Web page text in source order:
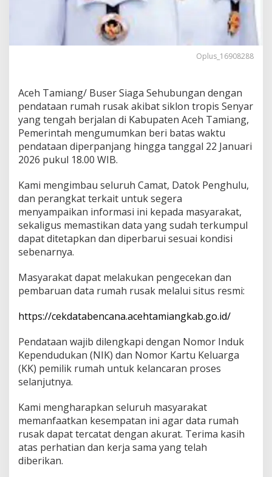
A
K
L
O
N
T
O
S
S
E
N
Y
A
Oplus_16908288
Aceh Tamiang/ Buser Siaga Sehubungan dengan
pendataan rumah rusak akibat siklon tropis Senyar
yang tengah berjalan di Kabupaten Aceh Tamiang,
Pemerintah mengumumkan beri batas waktu
pendataan diperpanjang hingga tanggal 22 Januari
2026 pukul 18.00 WIB.
Kami mengimbau seluruh Camat, Datok Penghulu,
dan perangkat terkait untuk segera
menyampaikan informasi ini kepada masyarakat,
sekaligus memastikan data yang sudah terkumpul
dapat ditetapkan dan diperbarui sesuai kondisi
sebenarnya.
Masyarakat dapat melakukan pengecekan dan
pembaruan data rumah rusak melalui situs resmi:
https://cekdatabencana.acehtamiangkab.go.id/
Pendataan wajib dilengkapi dengan Nomor Induk
Kependudukan (NIK) dan Nomor Kartu Keluarga
(KK) pemilik rumah untuk kelancaran proses
selanjutnya.
Kami mengharapkan seluruh masyarakat
memanfaatkan kesempatan ini agar data rumah
rusak dapat tercatat dengan akurat. Terima kasih
atas perhatian dan kerja sama yang telah
diberikan.